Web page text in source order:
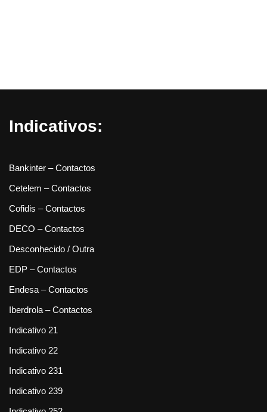
Indicativos:
Bankinter – Contactos
Cetelem – Contactos
Cofidis – Contactos
DECO – Contactos
Desconhecido / Outra
EDP – Contactos
Endesa – Contactos
Iberdrola – Contactos
Indicativo 21
Indicativo 22
Indicativo 231
Indicativo 239